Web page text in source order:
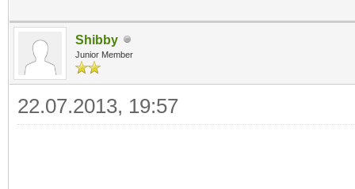
Shibby
Junior Member
22.07.2013, 19:57